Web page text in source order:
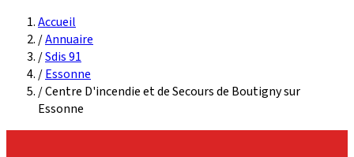
Accueil
/Annuaire
/Sdis 91
/Essonne
/Centre D'incendie et de Secours de Boutigny sur
Essonne